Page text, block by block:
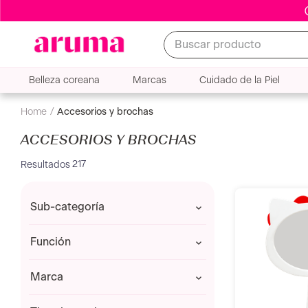
Buscar producto
Belleza coreana Marcas Cuidado de la Piel
accesorios y brochas
ACCESORIOS Y BROCHAS
217
sub-categoría
Exfoliante corporal
función
marca